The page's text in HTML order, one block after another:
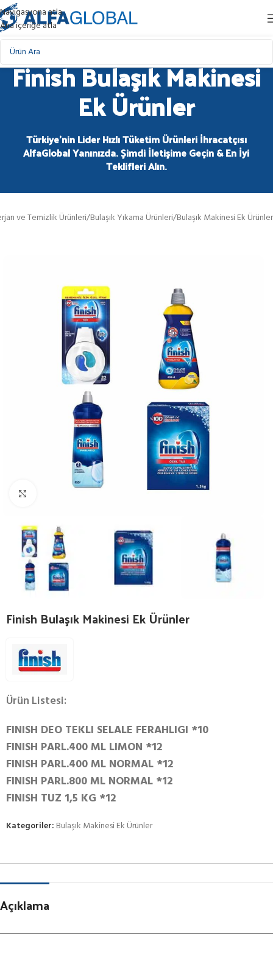
Navigasyona atla
Ana içeriğe atla
Finish Bulaşık Makinesi
Ek Ürünler
Türkiye'nin Lider Hızlı Tüketim Ürünleri İhracatçısı
AlfaGlobal Yanınızda. Şimdi İletişime Geçin & En İyi
Teklifleri Alın.
ve Temizlik Ürünleri/Bulaşık Yıkama Ürünleri/Bulaşık Makinesi Ek Ürünler
Finish Bulaşık Makinesi Ek Ürünler
Ürün Listesi:
FINISH DEO TEKLI SELALE FERAHLIGI *10
FINISH PARL.400 ML LIMON *12
FINISH PARL.400 ML NORMAL *12
FINISH PARL.800 ML NORMAL *12
FINISH TUZ 1,5 KG *12
Kategoriler: Bulaşık Makinesi Ek Ürünler
Açıklama